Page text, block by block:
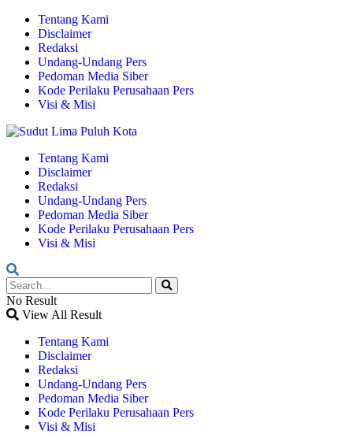
Tentang Kami
Disclaimer
Redaksi
Undang-Undang Pers
Pedoman Media Siber
Kode Perilaku Perusahaan Pers
Visi & Misi
Tentang Kami
Disclaimer
Redaksi
Undang-Undang Pers
Pedoman Media Siber
Kode Perilaku Perusahaan Pers
Visi & Misi
No Result
View All Result
Tentang Kami
Disclaimer
Redaksi
Undang-Undang Pers
Pedoman Media Siber
Kode Perilaku Perusahaan Pers
Visi & Misi